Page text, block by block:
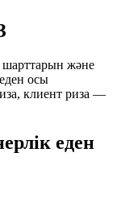
шарттарын және
осы
клиент риза —
еден